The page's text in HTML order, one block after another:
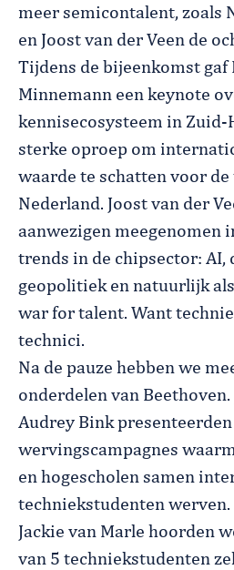
meer semicontalent, zoals
en Joost van der Veen de
Tijdens de bijeenkomst gaf
Minnemann een keynote
kennisecosysteem in Zuid-
sterke oproep om
waarde te schatten voor
Nederland. Joost van der
aanwezigen meegenomen
trends in de chipsector: AI,
geopolitiek en natuurlijk
war for talent. Want
technici.
Na de pauze hebben we
onderdelen van Beethoven.
Audrey Bink
wervingscampagnes
en hogescholen samen
techniekstudenten
Jackie van Marle hoorden
van 5 techniekstudenten